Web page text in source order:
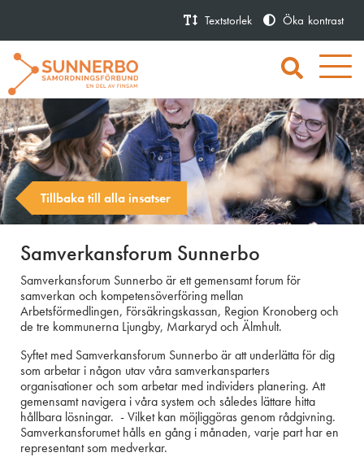
Textstorlek Öka kontrast
Tillbaka till alla insatser
Samverkansforum Sunnerbo
Samverkansforum Sunnerbo är ett gemensamt forum för
samverkan och kompetensöverföring mellan
Arbetsförmedlingen, Försäkringskassan, Region Kronoberg och
de tre kommunerna Ljungby, Markaryd och Älmhult.
Syftet med Samverkansforum Sunnerbo är att underlätta för dig
som arbetar i någon utav våra samverkansparters
organisationer och som arbetar med individers planering. Att
gemensamt navigera i våra system och således lättare hitta
hållbara lösningar. - Vilket kan möjliggöras genom rådgivning.
Samverkansforumet hålls en gång i månaden, varje part har en
representant som medverkar.